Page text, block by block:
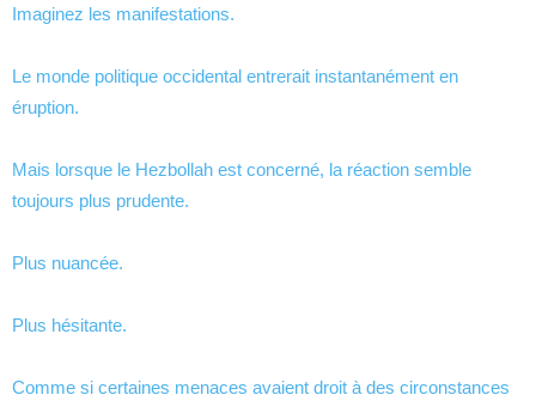
Imaginez les manifestations.
Le monde politique occidental entrerait instantanément en
éruption.
Mais lorsque le Hezbollah est concerné, la réaction semble
toujours plus prudente.
Plus nuancée.
Plus hésitante.
Comme si certaines menaces avaient droit à des circonstances